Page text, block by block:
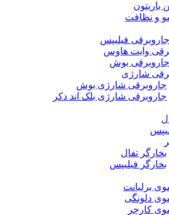
باریتون
و نظافت
فیلیپس
وایت هاوس
بوش
شارژی
جاروبرقی شارژی بوش
جاروبرقی شارژی بلک اند دکر
بخارگر تفال
بخارگر فیلیپس
برلیانت
دلونگی
کارچر